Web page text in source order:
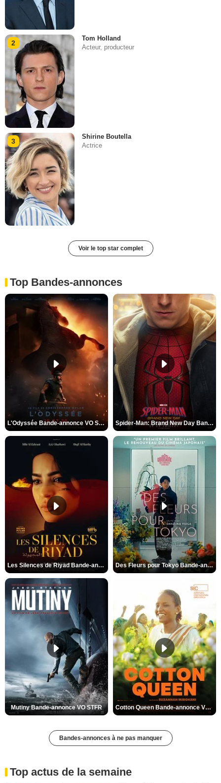
2
Tom Holland
Acteur, producteur
3
Shirine Boutella
Actrice
Voir le top star complet
Top Bandes-annonces
L'Odyssée Bande-annonce VO STFR Spider-Man: Brand New Day Bande-annonce VO STFR
Les Silences de Riyad Bande-annonce VO STFR Des Fleurs pour Tokyo Bande-annonce VO STFR
Mutiny Bande-annonce VO STFR Cotton Queen Bande-annonce VO STFR
Bandes-annonces à ne pas manquer
Top actus de la semaine